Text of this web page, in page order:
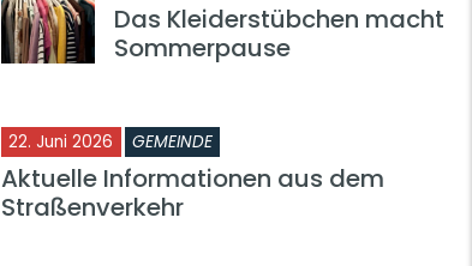
Das Kleiderstübchen macht
Sommerpause
22. Juni 2026 GEMEINDE
Aktuelle Informationen aus dem
Straßenverkehr